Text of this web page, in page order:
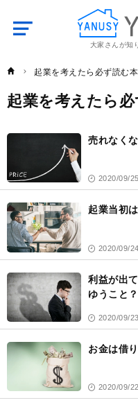
大家さんが知
YANUSY
起業を考えたら必ず読む本
起業を考えたら
売れなく
2020/09/25
起業当初
2020/09/24
利益が出
ゆうこと？
2020/09/23
お金は借
2020/09/22